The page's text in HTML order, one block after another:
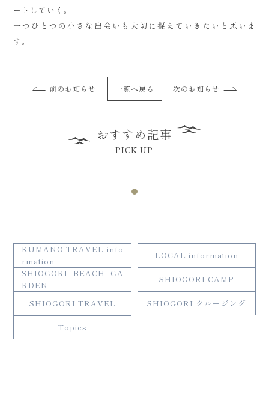
ートしていく。
一つひとつの小さな出会いも大切に捉えていきたいと思いま
す。
前のお知らせ 一覧へ戻る 次のお知らせ
おすすめ記事
PICK UP
KUMANO TRAVEL info
rmation
LOCAL information
SHIOGORI BEACH GA
RDEN
SHIOGORI CAMP
SHIOGORI TRAVEL SHIOGORI クルージング
Topics